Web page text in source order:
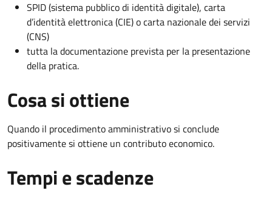
SPID (sistema pubblico di identità digitale), carta
d’identità elettronica (CIE) o carta nazionale dei servizi
(CNS)
tutta la documentazione prevista per la presentazione
della pratica.
Cosa si ottiene
Quando il procedimento amministrativo si conclude
positivamente si ottiene un contributo economico.
Tempi e scadenze